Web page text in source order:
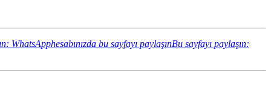
WhatsApphesabınızda bu sayfayı paylaşınBu sayfayı paylaşın: